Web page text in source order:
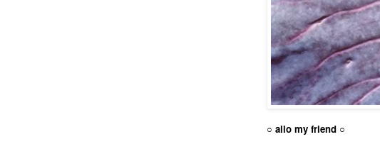
○ allo my friend ○